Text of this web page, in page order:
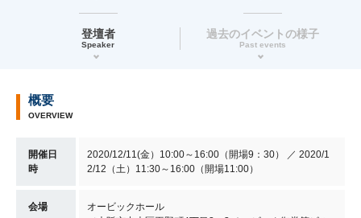
登壇者
Speaker
過去のイベントの様子
Past events
概要
OVERVIEW
開催日
時
2020/12/11(金）10:00～16:00（開場9：30） ／ 2020/1
2/12（土）11:30～16:00（開場11:00）
会場
オービックホール